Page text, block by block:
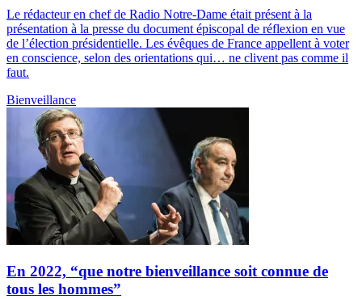
Le rédacteur en chef de Radio Notre-Dame était présent à la
présentation à la presse du document épiscopal de réflexion en vue
de l’élection présidentielle. Les évêques de France appellent à voter
en conscience, selon des orientations qui… ne clivent pas comme il
faut.
Bienveillance
En 2022, “que notre bienveillance soit connue de
tous les hommes”